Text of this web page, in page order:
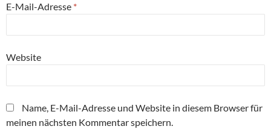
E-Mail-Adresse *
Website
Name, E-Mail-Adresse und Website in diesem Browser für
meinen nächsten Kommentar speichern.